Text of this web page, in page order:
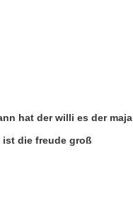
hat der willi es der maja
die freude groß